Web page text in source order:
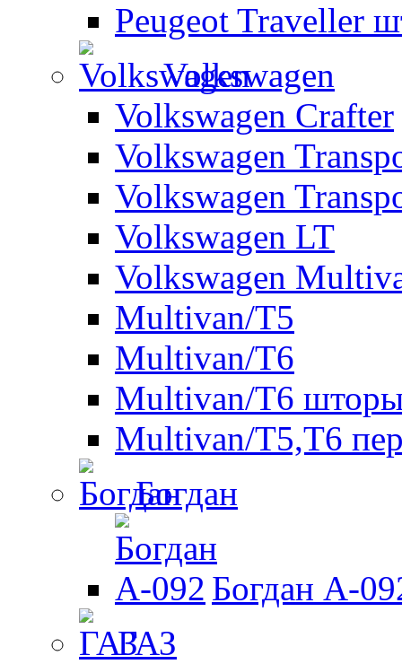
Peugeot Traveller
Volkswagen
Volkswagen Crafter
Volkswagen
Volkswagen
Volkswagen LT
Volkswagen
Multivan/T5
Multivan/T6
Multivan/T6 шторы
Multivan/T5,T6
Богдан
Богдан A-
ГАЗ